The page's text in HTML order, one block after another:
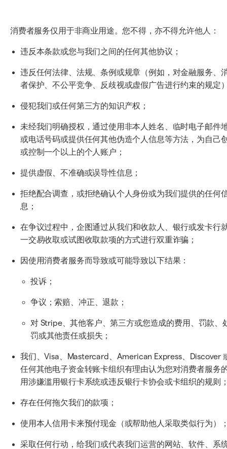
消费者服务仅用于非商业用途。您不得，亦不得允许他人：
违反本条款或您与我们之间的任何其他协议；
违反任何法律、法规、条例或规章（例如，对金融服务、
者保护、不公平竞争、反歧视或虚假广告进行约束的规定
侵犯我们或任何第三方的知识产权；
未经我们明确授权，通过使用非本人姓名、临时电子邮件
或电话号码或提供任何其他伪造个人信息等方法，为自己
或控制一个以上的个人账户；
提供虚假、不准确或误导性信息；
拒绝配合调查，或拒绝确认个人身份或为我们提供的任何
息；
在争议过程中，企图通过从我们和收款人、银行或发卡行
一交易收取或试图收取款项的方式进行双重诈骗；
因使用消费者服务而导致或可能导致以下结果：
投诉；
争议；索赔、冲正、退款；
对 Stripe、其他客户、第三方或您造成的费用、罚款、
罚或其他责任或损失；
我们、Visa、Mastercard、American Express、Discover
任何其他电子资金转账卡组织有理由认为您对消费者服务
用涉嫌滥用银行卡系统或违反银行卡协会或卡组织的规则
存在任何拖欠我们的款项；
使用本人信用卡来预付现金（或帮助他人采取类似行为）
采取任何行动，给我们或代表我们运营的网站、软件、系